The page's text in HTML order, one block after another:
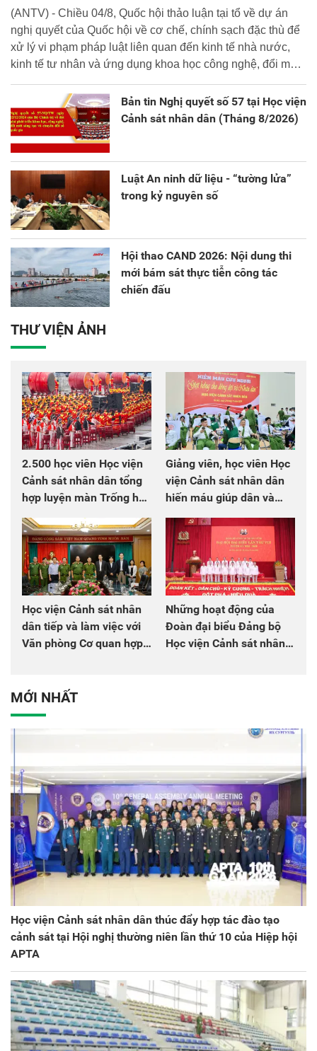
(ANTV) - Chiều 04/8, Quốc hội thảo luận tại tổ về dự án
nghị quyết của Quốc hội về cơ chế, chính sạch đặc thù để
xử lý vi phạm pháp luật liên quan đến kinh tế nhà nước,
kinh tế tư nhân và ứng dụng khoa học công nghệ, đổi mới
sáng tạo và chuyển đổi số.
Bản tin Nghị quyết số 57 tại Học viện
Cảnh sát nhân dân (Tháng 8/2026)
Luật An ninh dữ liệu - “tường lửa”
trong kỷ nguyên số
Hội thao CAND 2026: Nội dung thi
mới bám sát thực tiễn công tác
chiến đấu
THƯ VIỆN ẢNH
2.500 học viên Học viện
Cảnh sát nhân dân tổng
hợp luyện màn Trống hội
chào mừng Đại hội Đảng
Giảng viên, học viên Học
viện Cảnh sát nhân dân
hiến máu giúp dân và
đồng đội
Học viện Cảnh sát nhân
dân tiếp và làm việc với
Văn phòng Cơ quan hợp
Những hoạt động của
Đoàn đại biểu Đảng bộ
Học viện Cảnh sát nhân
MỚI NHẤT
Học viện Cảnh sát nhân dân thúc đẩy hợp tác đào tạo
cảnh sát tại Hội nghị thường niên lần thứ 10 của Hiệp hội
APTA